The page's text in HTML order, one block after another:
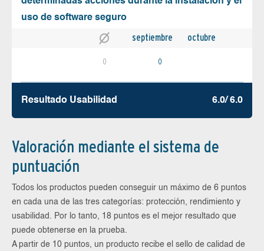
uso de software seguro
septiembre octubre
0 0
Resultado Usabilidad 6.0/ 6.0
Valoración mediante el sistema de
puntuación
Todos los productos pueden conseguir un máximo de 6 puntos
en cada una de las tres categorías: protección, rendimiento y
usabilidad. Por lo tanto, 18 puntos es el mejor resultado que
puede obtenerse en la prueba.
A partir de 10 puntos, un producto recibe el sello de calidad de